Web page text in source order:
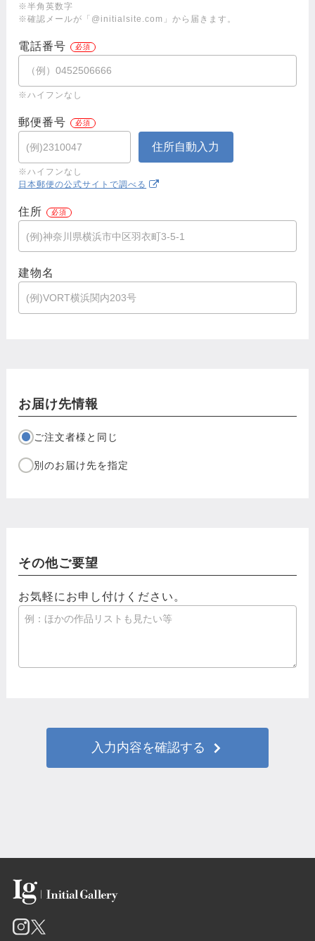
※半角英数字
※確認メールが「@initialsite.com」から届きます。
電話番号
※ハイフンなし
郵便番号
※ハイフンなし
日本郵便の公式サイトで調べる
住所
建物名
お届け先情報
ご注文者様と同じ
別のお届け先を指定
その他ご要望
お気軽にお申し付けください。